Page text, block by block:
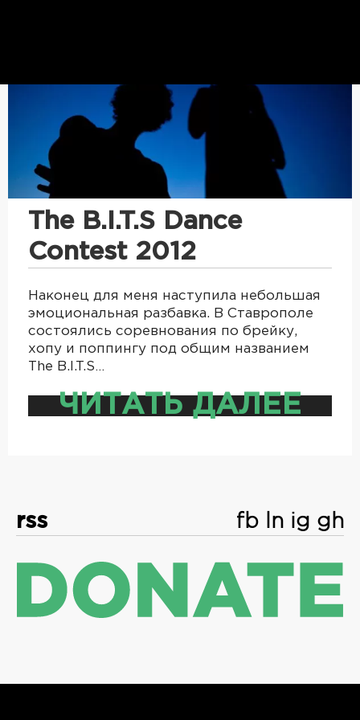
The B.I.T.S Dance
Contest 2012
Наконец для меня наступила небольшая
эмоциональная разбавка. В Ставрополе
состоялись соревнования по брейку,
хопу и поппингу под общим названием
The B.I.T.S…
ЧИТАТЬ ДАЛЕЕ
rss fb ln ig gh